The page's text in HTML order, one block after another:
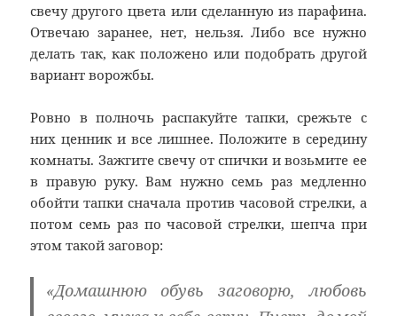
свечу другого цвета или сделанную из парафина.
Отвечаю заранее, нет, нельзя. Либо все нужно
делать так, как положено или подобрать другой
вариант ворожбы.
Ровно в полночь распакуйте тапки, срежьте с
них ценник и все лишнее. Положите в середину
комнаты. Зажгите свечу от спички и возьмите ее
в правую руку. Вам нужно семь раз медленно
обойти тапки сначала против часовой стрелки, а
потом семь раз по часовой стрелки, шепча при
этом такой заговор:
«Домашнюю обувь заговорю, любовь